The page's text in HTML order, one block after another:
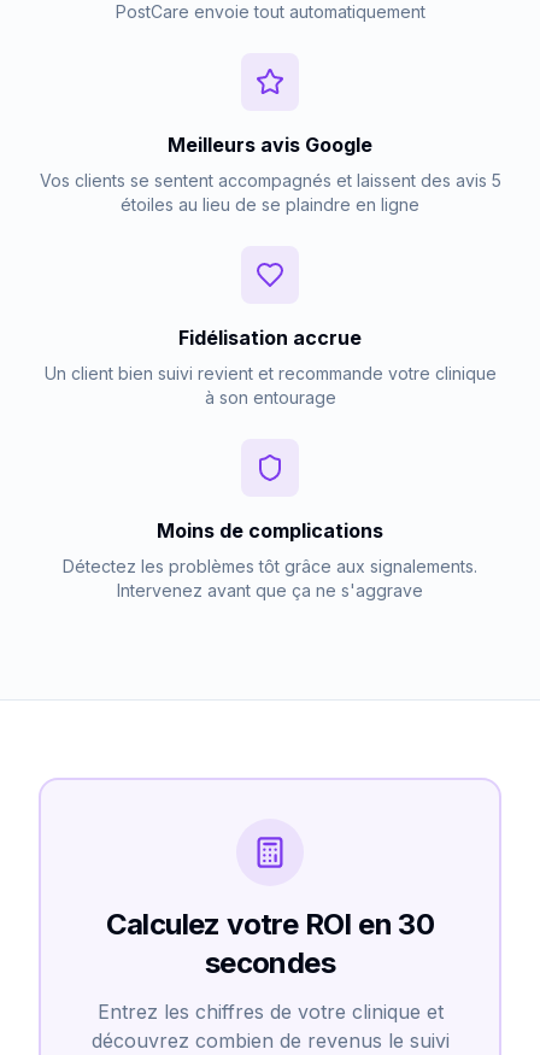
PostCare envoie tout automatiquement
Meilleurs avis Google
Vos clients se sentent accompagnés et laissent des avis 5
étoiles au lieu de se plaindre en ligne
Fidélisation accrue
Un client bien suivi revient et recommande votre clinique
à son entourage
Moins de complications
Détectez les problèmes tôt grâce aux signalements.
Intervenez avant que ça ne s'aggrave
Calculez votre ROI en 30
secondes
Entrez les chiffres de votre clinique et
découvrez combien de revenus le suivi